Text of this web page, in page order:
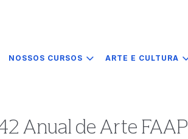
NOSSOS CURSOS ARTE E CULTURA
Anual de Arte FAAP